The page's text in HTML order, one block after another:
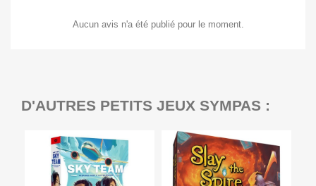
Aucun avis n'a été publié pour le moment.
D'AUTRES PETITS JEUX SYMPAS :